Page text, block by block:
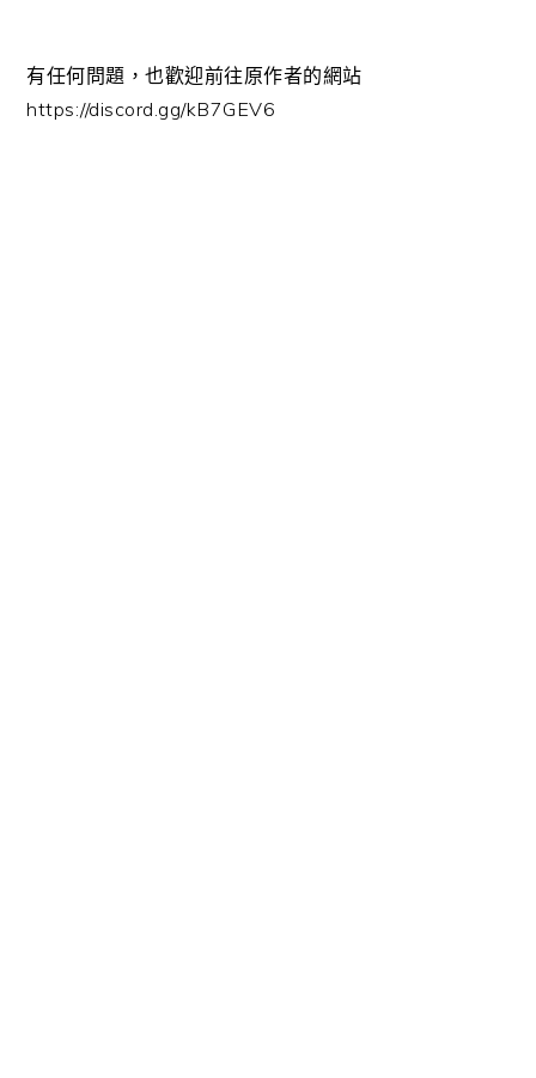
有任何問題，也歡迎前往原作者的網站
https://discord.gg/kB7GEV6